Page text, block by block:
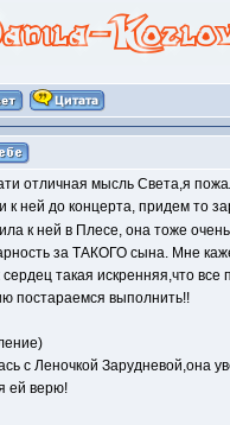
отличная мысль Света,я
к ней до концерта, придем то
к ней в Плесе, она тоже
за ТАКОГО сына. Мне
такая искренняя,что
постараемся выполнить!!
с Леночкой Зарудневой,она
ей верю!